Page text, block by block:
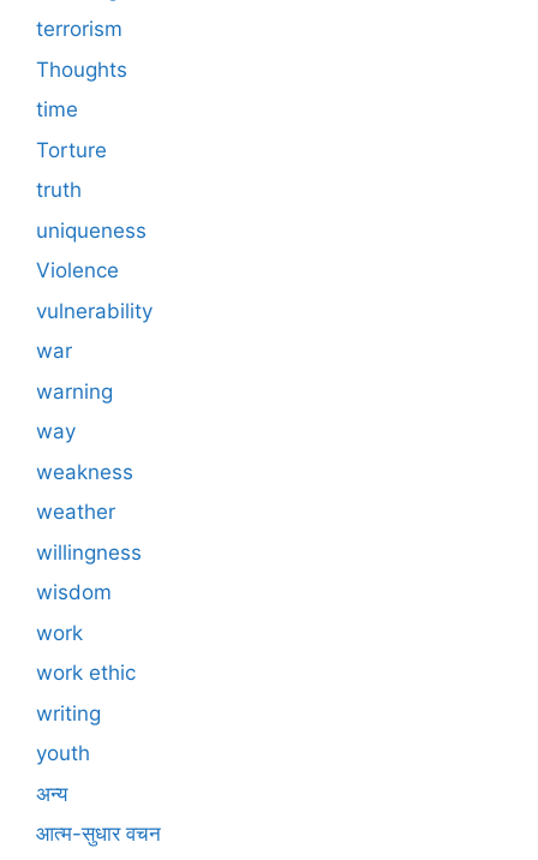
terrorism
Thoughts
time
Torture
truth
uniqueness
Violence
vulnerability
war
warning
way
weakness
weather
willingness
wisdom
work
work ethic
writing
youth
अन्य
आत्म-सुधार वचन